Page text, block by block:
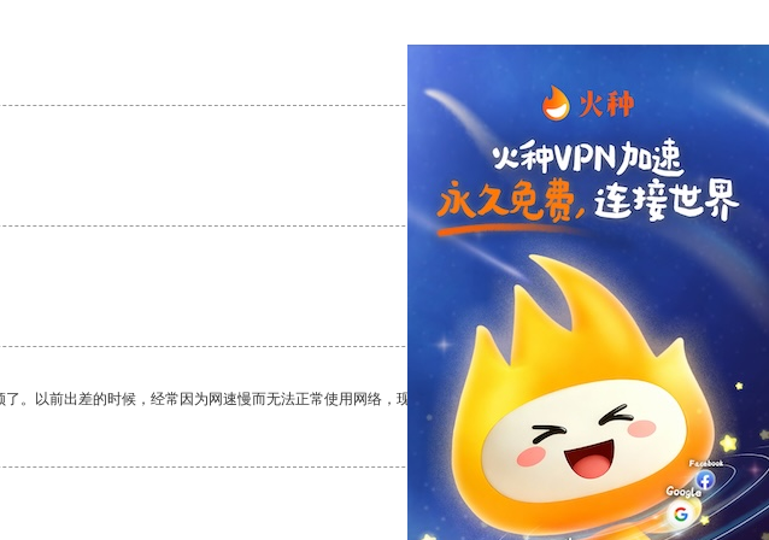
支持 [0] 反对[0]
支持[0] 反对
以前出差的时候，经常因为网速慢而无法正常使用网络，现在有了这个app，我再也不用担心了。
支持[0] 反对[0]